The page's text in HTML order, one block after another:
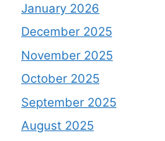
January 2026
December 2025
November 2025
October 2025
September 2025
August 2025